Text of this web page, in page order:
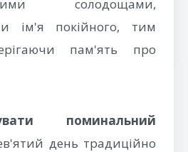
солодощами,
ім'я покійного, тим
пам'ять про
поминальний
день традиційно